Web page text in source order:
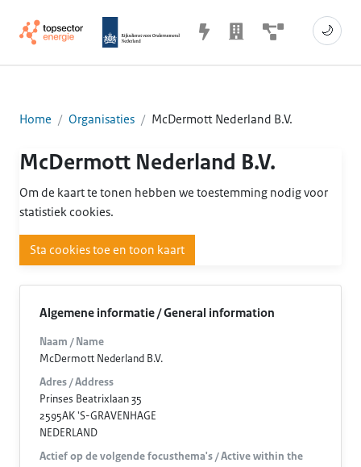
🌙
Home Organisaties McDermott Nederland B.V.
McDermott Nederland B.V.
Om de kaart te tonen hebben we toestemming nodig voor
statistiek cookies.
Sta cookies toe en toon kaart
Algemene informatie / General information
Naam / Name
McDermott Nederland B.V.
Adres / Address
Prinses Beatrixlaan 35
2595AK 'S-GRAVENHAGE
NEDERLAND
Actief op de volgende focusthema's / Active within the